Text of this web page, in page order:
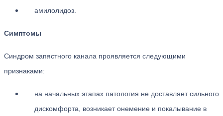
амилолидоз.
Симптомы
Синдром запястного канала проявляется следующими
признаками:
на начальных этапах патология не доставляет сильного
дискомфорта, возникает онемение и покалывание в